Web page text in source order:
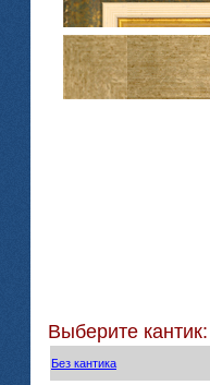
Выберите кантик:
Без кантика